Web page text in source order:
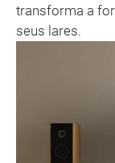
transforma a
seus lares.